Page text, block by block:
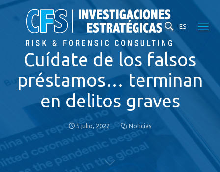
ES
Cuídate de los falsos
préstamos… terminan
en delitos graves
5 julio, 2022 Noticias